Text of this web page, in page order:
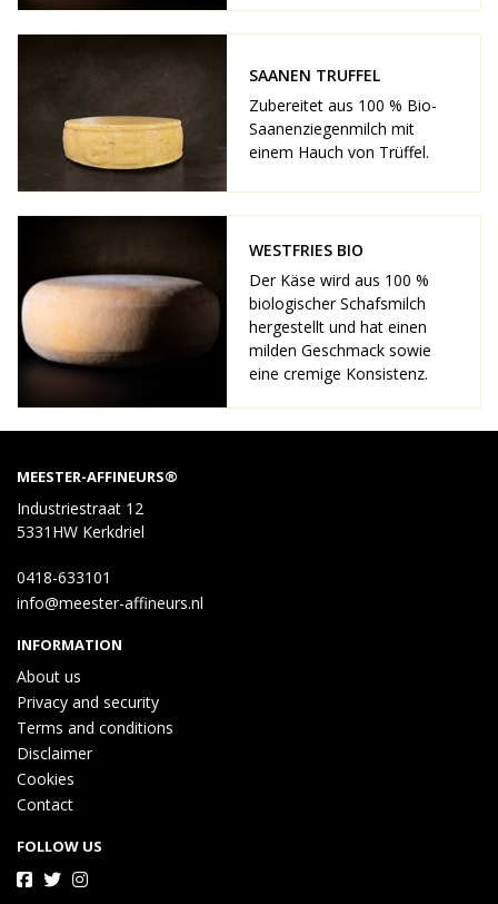
SAANEN TRUFFEL
Zubereitet aus 100 % Bio-
Saanenziegenmilch mit
einem Hauch von Trüffel.
WESTFRIES BIO
Der Käse wird aus 100 %
biologischer Schafsmilch
hergestellt und hat einen
milden Geschmack sowie
eine cremige Konsistenz.
MEESTER-AFFINEURS®
Industriestraat 12
5331HW Kerkdriel
0418-633101
info@meester-affineurs.nl
INFORMATION
About us
Privacy and security
Terms and conditions
Disclaimer
Cookies
Contact
FOLLOW US